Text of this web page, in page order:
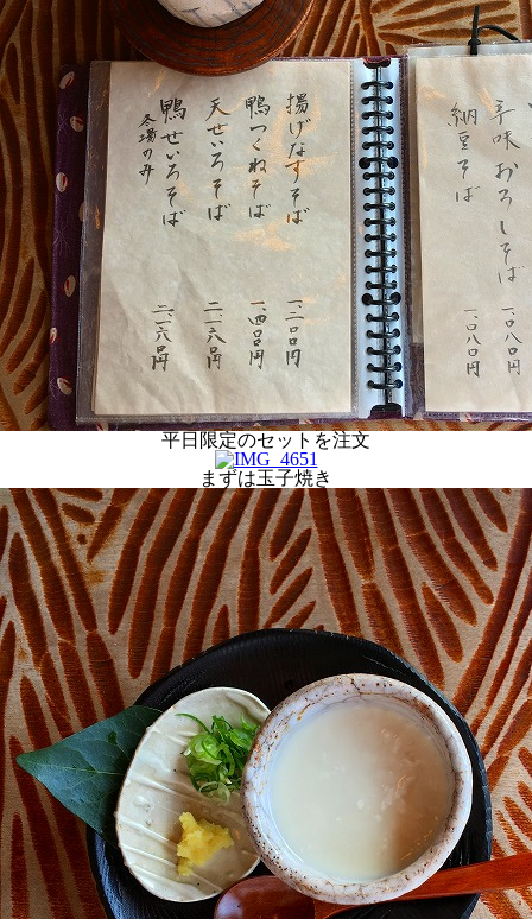
平日限定のセットを注文
まずは玉子焼き